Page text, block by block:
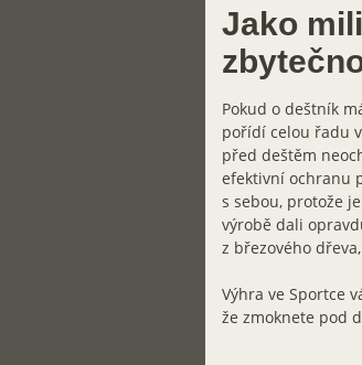
Jako
Pokud o deštník
pořídí celou řadu
před deštěm
efektivní ochranu
s sebou, protože
výrobě dali
z březového
Výhra ve Sportce
že zmoknete pod